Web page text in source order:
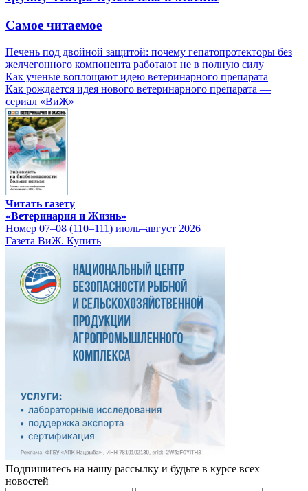
Самое читаемое
Печень под двойной защитой: почему гепатопротекторы без
желчегонного компонента работают не в полную силу
Как ученые воплощают идею ветеринарного препарата
Как рождается идея нового ветеринарного препарата —
сериал «ВиЖ»
Читать газету
«Ветеринария и Жизнь»
Номер 07–08 (110–111) июль–август 2026
Газета ВиЖ. Купить
Подпишитесь на нашу рассылку и будьте в курсе всех
новостей